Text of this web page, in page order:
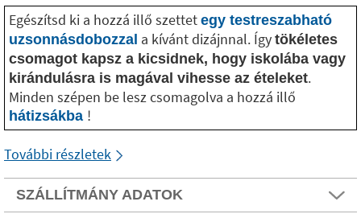
Egészítsd ki a hozzá illő szettet egy testreszabható
uzsonnásdobozzal a kívánt dizájnnal. Így tökéletes
csomagot kapsz a kicsidnek, hogy iskolába vagy
kirándulásra is magával vihesse az ételeket.
Minden szépen be lesz csomagolva a hozzá illő
hátizsákba !
További részletek
SZÁLLÍTMÁNY ADATOK